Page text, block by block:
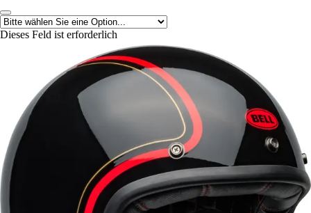
Dieses Feld ist erforderlich